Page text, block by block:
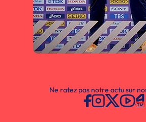
Ne ratez pas notre actu sur